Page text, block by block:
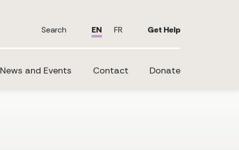
Search EN FR Get Help
News and Events Contact Donate